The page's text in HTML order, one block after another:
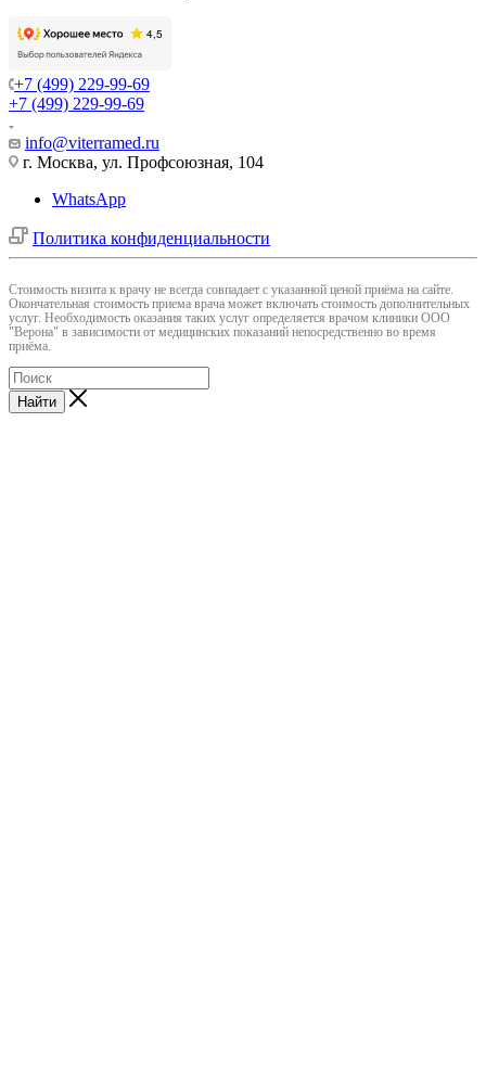
+7 (499) 229-99-69
+7 (499) 229-99-69
info@viterramed.ru
г. Москва, ул. Профсоюзная, 104
WhatsApp
Политика конфиденциальности
Cтоимость визита к врачу не всегда совпадает с указанной ценой приёма на сайте.
Окончательная стоимость приема врача может включать стоимость дополнительных
услуг. Необходимость оказания таких услуг определяется врачом клиники ООО
"Верона" в зависимости от медицинских показаний непосредственно во время
приёма.
Найти